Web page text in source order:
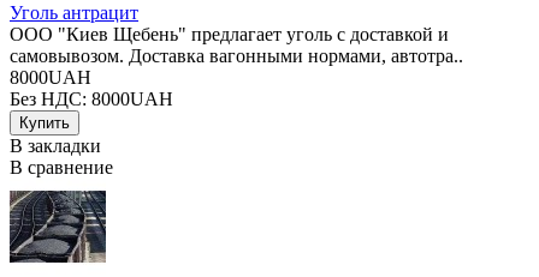
Уголь антрацит
ООО "Киев Щебень" предлагает уголь с доставкой и
самовывозом. Доставка вагонными нормами, автотра..
8000UAH
Без НДС: 8000UAH
В закладки
В сравнение